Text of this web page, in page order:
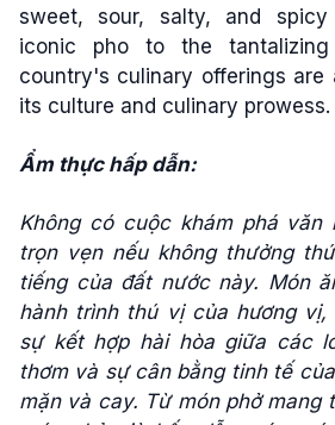
sweet, sour, salty, and
iconic pho to the
country's culinary offerings
its culture and culinary prowess.
Ẩm thực hấp dẫn:
Không có cuộc khám phá văn
trọn vẹn nếu không thưởng
tiếng của đất nước này. Món
hành trình thú vị của hương
sự kết hợp hài hòa giữa các
thơm và sự cân bằng tinh tế
mặn và cay. Từ món phở mang